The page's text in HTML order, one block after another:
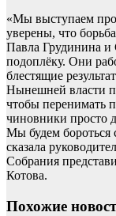
«Мы выступаем
уверены, что
Павла Грудинина и
подоплёку. Они
блестящие
Нынешней власти
чтобы перенимать
чиновники просто
Мы будем бороться
сказала
Собрания
Котова.
Похожие